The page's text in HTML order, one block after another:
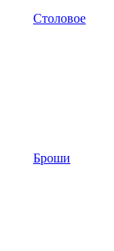
Столовое
Броши